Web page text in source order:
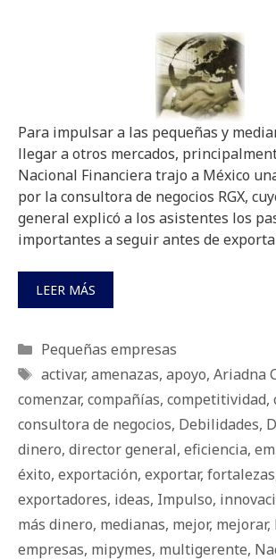
Para impulsar a las pequeñas y
llegar a otros mercados,
Nacional Financiera trajo a México
por la consultora de negocios RGX,
general explicó a los asistentes los
importantes a seguir antes de
LEER MÁS
Categorías
Pequeñas empresas
Etiquetas
activar, amenazas, apoyo, Ariadna
comenzar, compañías, competitividad,
consultora de negocios, Debilidades,
dinero, director general, eficiencia,
éxito, exportación, exportar, fortalezas
exportadores, ideas, Impulso,
más dinero, medianas, mejor, mejorar,
empresas, mipymes, multigerente,